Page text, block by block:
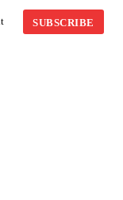
SUBSCRIBE